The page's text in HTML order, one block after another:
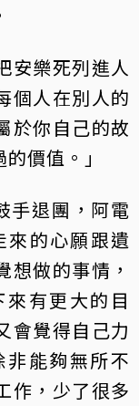
安樂死列進人
個人在別人的
於你自己的故
價值。」
手退團，阿電
來的心願跟遺
想做的事情，
有更大的目
會覺得自己力
能夠無所不
作，少了很多